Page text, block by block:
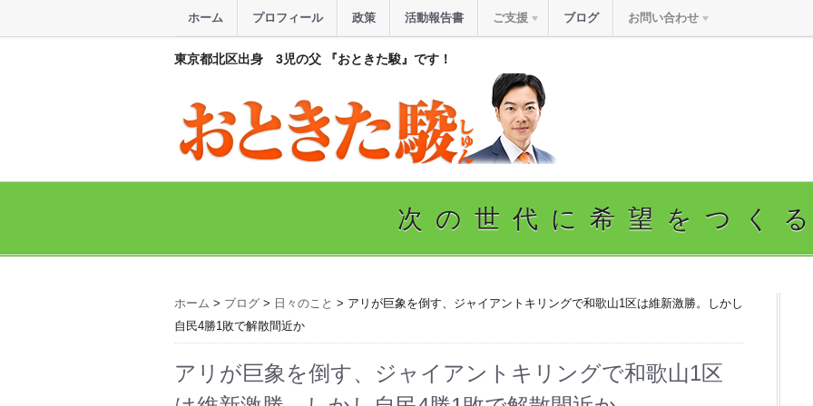
東京都北区出身 3児の父 『おときた駿』です！
ホーム プロフィール 政策 活動報告書 ご支援 ブログ お問い合わせ
次の世代に希望をつく
ホーム > ブログ > 日々のこと > アリが巨象を倒す、ジャイアントキリングで和歌山1区は維新激勝。しかし
自民4勝1敗で解散間近か
アリが巨象を倒す、ジャイアントキリングで和歌山1区